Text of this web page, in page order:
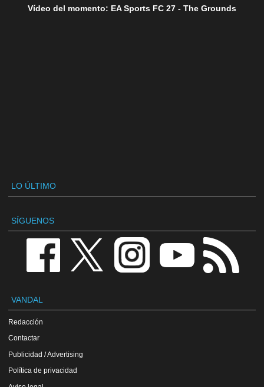
Vídeo del momento: EA Sports FC 27 - The Grounds
LO ÚLTIMO
SÍGUENOS
VANDAL
Redacción
Contactar
Publicidad / Advertising
Política de privacidad